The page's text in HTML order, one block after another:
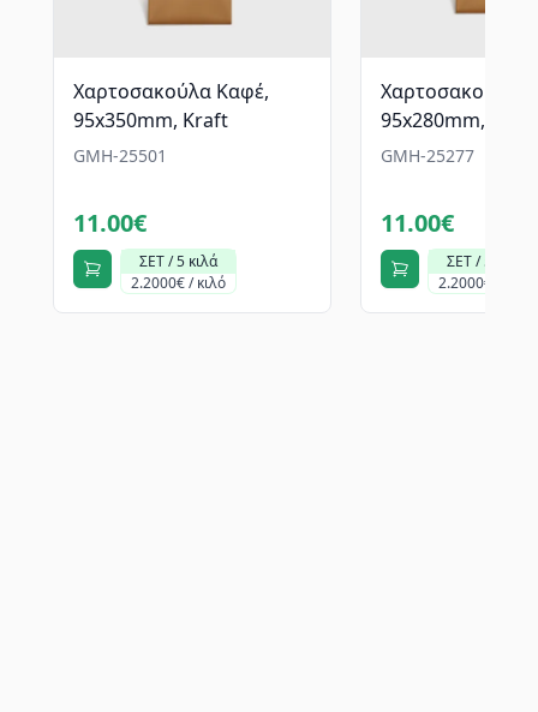
Χαρτοσακούλα Καφέ,
95x350mm, Kraft
GMH-25501
11.00€
ΣΕΤ / 5 κιλά
2.2000€ / κιλό
Χαρτοσακούλα
95x280mm, Kraft
GMH-25277
11.00€
ΣΕΤ / 5 κιλά
2.2000€ / κιλό